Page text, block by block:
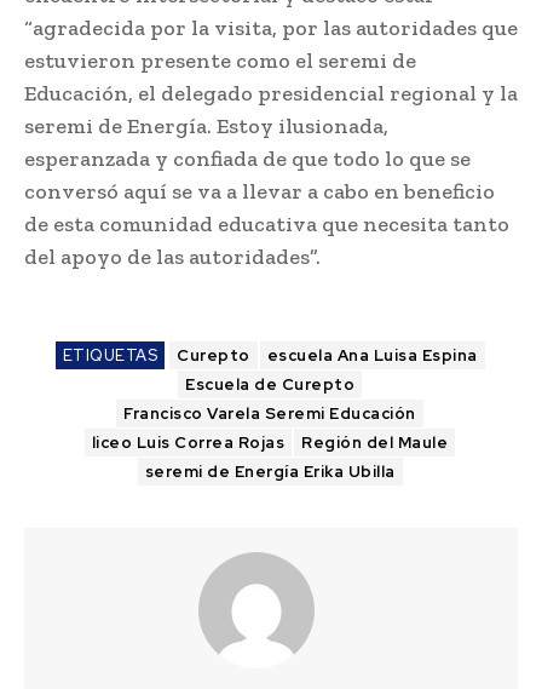
“agradecida por la visita, por las autoridades que
estuvieron presente como el seremi de
Educación, el delegado presidencial regional y la
seremi de Energía. Estoy ilusionada,
esperanzada y confiada de que todo lo que se
conversó aquí se va a llevar a cabo en beneficio
de esta comunidad educativa que necesita tanto
del apoyo de las autoridades”.
ETIQUETAS Curepto
escuela Ana Luisa Espina
Escuela de Curepto
Francisco Varela Seremi Educación
liceo Luis Correa Rojas
Región del Maule
seremi de Energía Erika Ubilla